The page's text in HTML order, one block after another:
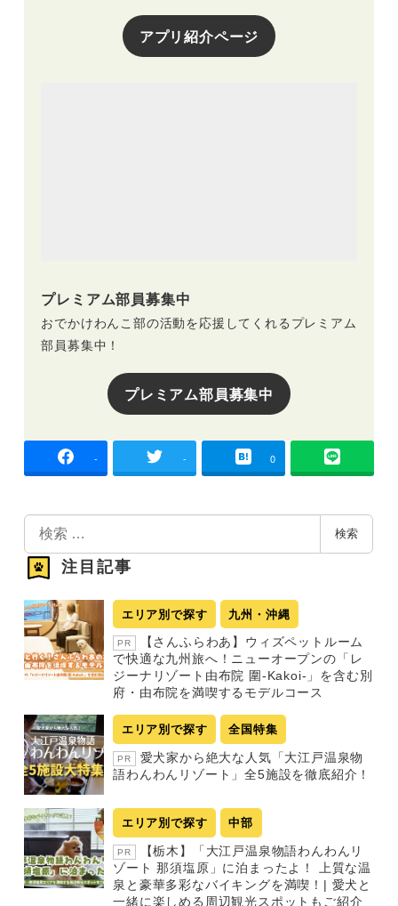
アプリ紹介ページ
プレミアム部員募集中
おでかけわんこ部の活動を応援してくれるプレミアム
部員募集中！
プレミアム部員募集中
- - 0
検
索
検索
注目記事
エリア別で探す 九州・沖縄
PR
【さんふらわあ】ウィズペットルーム
で快適な九州旅へ！ニューオープンの「レ
ジーナリゾート由布院 圍-Kakoi-」を含む別
府・由布院を満喫するモデルコース
エリア別で探す 全国特集
PR
愛犬家から絶大な人気「大江戸温泉物
語わんわんリゾート」全5施設を徹底紹介！
エリア別で探す 中部
PR
【栃木】「大江戸温泉物語わんわんリ
ゾート 那須塩原」に泊まったよ！ 上質な温
泉と豪華多彩なバイキングを満喫！| 愛犬と
一緒に楽しめる周辺観光スポットもご紹介